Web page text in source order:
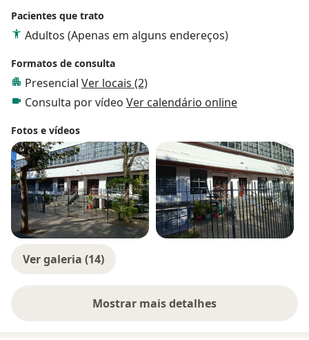
Pacientes que trato
Adultos (Apenas em alguns endereços)
Formatos de consulta
Presencial Ver locais (2)
Consulta por vídeo Ver calendário online
Fotos e vídeos
Ver galeria (14)
Mostrar mais detalhes
sobre a experiência